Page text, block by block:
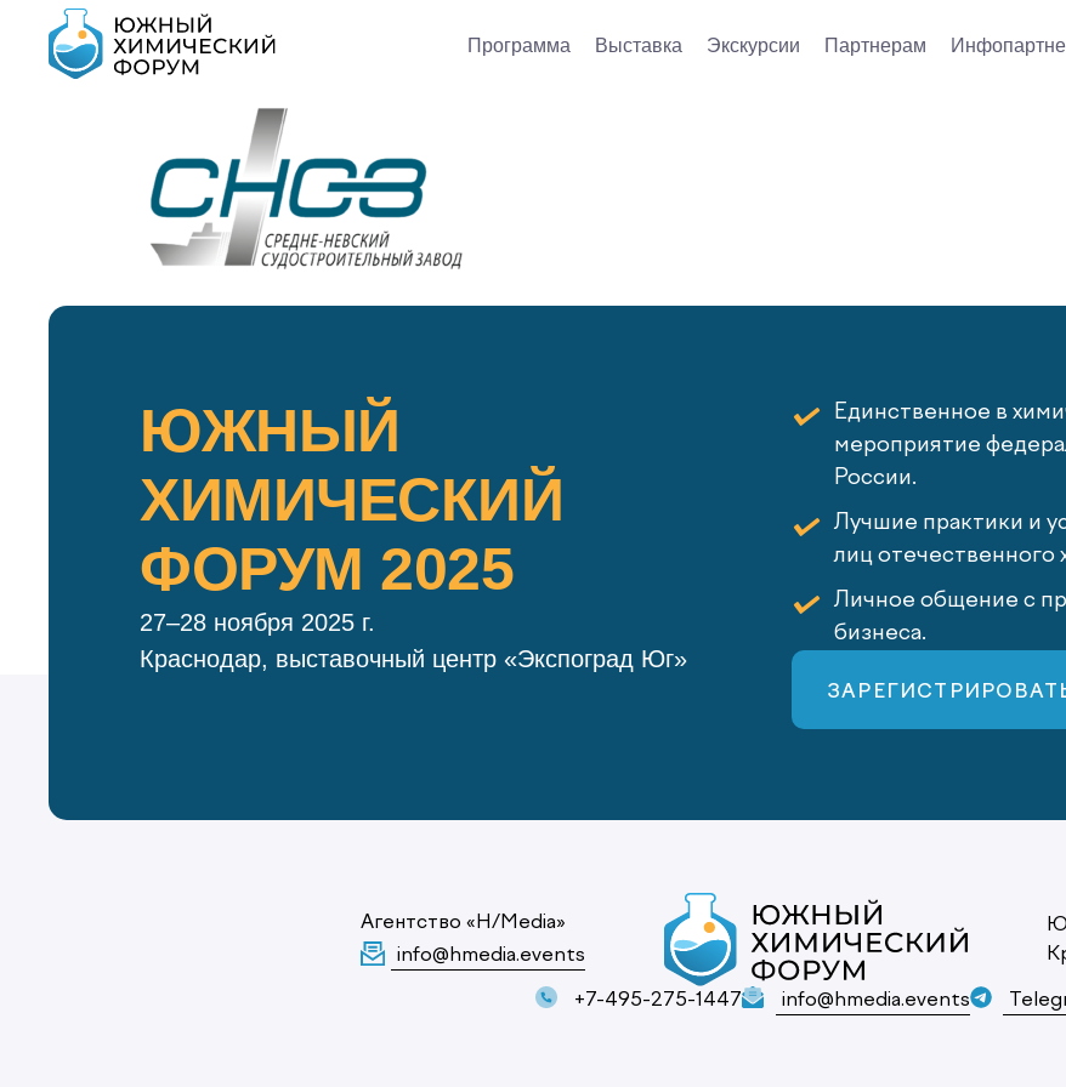
Программа Выставка Экскурсии Партнерам
ЮЖНЫЙ
ХИМИЧЕСКИЙ
ФОРУМ 2025
27–28 ноября 2025 г.
Краснодар, выставочный центр «Экспоград Юг»
Единственное в
мероприятие
России.
Лучшие практики и
лиц отечественного
Личное общение с
бизнеса.
Агентство «H/Media»
info@hmedia.events
+7-495-275-1447 info@hmedia.events